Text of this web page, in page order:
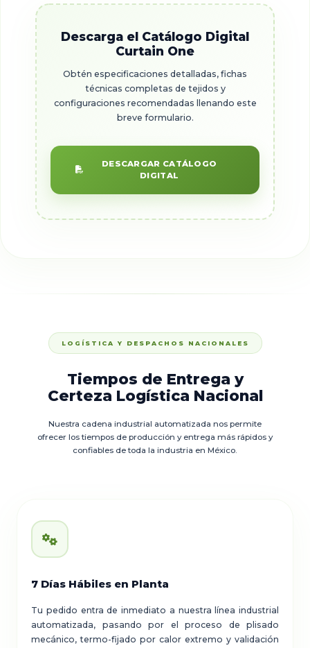
Descarga el Catálogo Digital
Curtain One
Obtén especificaciones detalladas, fichas
técnicas completas de tejidos y
configuraciones recomendadas llenando este
breve formulario.
DESCARGAR CATÁLOGO
DIGITAL
LOGÍSTICA Y DESPACHOS NACIONALES
Tiempos de Entrega y
Certeza Logística Nacional
Nuestra cadena industrial automatizada nos permite
ofrecer los tiempos de producción y entrega más rápidos y
confiables de toda la industria en México.
7 Días Hábiles en Planta
Tu pedido entra de inmediato a nuestra línea industrial
automatizada, pasando por el proceso de plisado
mecánico, termo-fijado por calor extremo y validación